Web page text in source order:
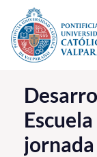
Click acá para ir
La Universidad
Investigación,
PUCV